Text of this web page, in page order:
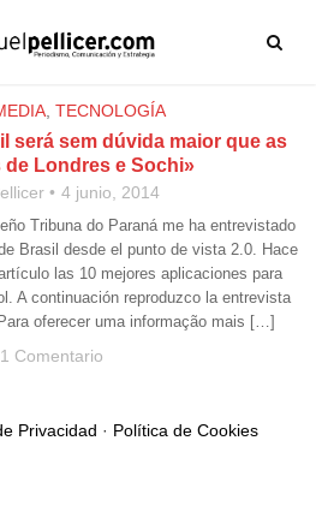
TECNOLOGÍA
será sem dúvida maior que as
de Londres e Sochi»
4 junio, 2014
Tribuna do Paraná me ha entrevistado
Brasil desde el punto de vista 2.0. Hace
las 10 mejores aplicaciones para
A continuación reproduzco la entrevista
oferecer uma informação mais […]
1 Comentario
Privacidad · Política de Cookies